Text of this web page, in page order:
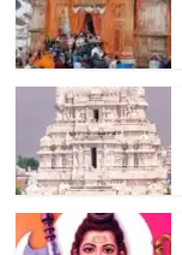
b
o
o
k